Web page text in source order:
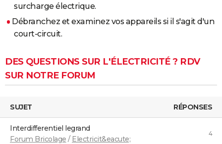
surcharge électrique.
Débranchez et examinez vos appareils si il s'agit d'un
court-circuit.
DES QUESTIONS SUR L'ÉLECTRICITÉ ? RDV
SUR NOTRE FORUM
SUJET RÉPONSES
Interdifferentiel legrand
Forum Bricolage / Electricit&eacute;
4